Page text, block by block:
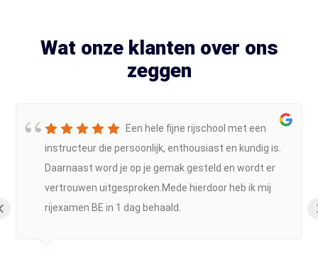
Wat onze klanten over ons
zeggen
Een hele fijne rijschool met een
instructeur die persoonlijk, enthousiast en kundig is.
Daarnaast word je op je gemak gesteld en wordt er
vertrouwen uitgesproken.Mede hierdoor heb ik mij
rijexamen BE in 1 dag behaald.